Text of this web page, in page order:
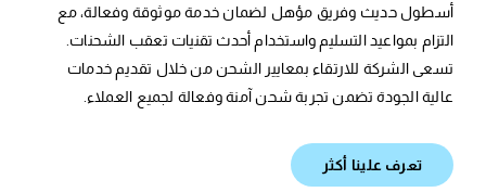
أسطول حديث وفريق مؤهل لضمان خدمة موثوقة وفعالة، مع
التزام بمواعيد التسليم واستخدام أحدث تقنيات تعقب الشحنات.
تسعى الشركة للارتقاء بمعايير الشحن من خلال تقديم خدمات
عالية الجودة تضمن تجربة شحن آمنة وفعالة لجميع العملاء.
تعرف علينا أكثر